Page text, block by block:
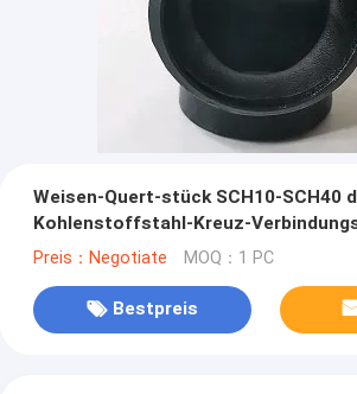
Weisen-Quert-stück SCH10-SCH40
Kohlenstoffstahl-Kreuz-
Preis：Negotiate MOQ：1 PC
Bestpreis